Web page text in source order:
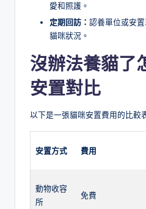
愛和照護。
定期回訪： 認養單位或安
貓咪狀況。
沒辦法養貓了
安置對比
以下是一張貓咪安置費用的比較
安置方式 費用
動物收容
所
免費